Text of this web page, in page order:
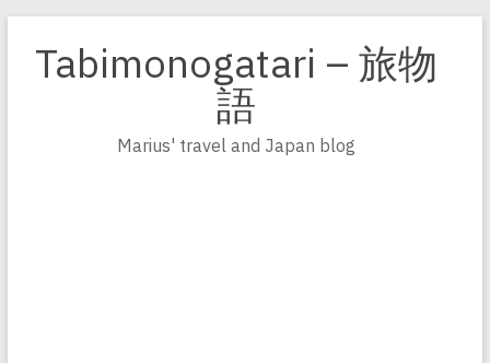
Inhalt
springen
Tabimonogatari – 旅物
語
Marius' travel and Japan blog